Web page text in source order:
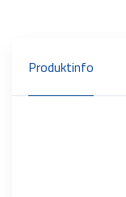
Produktinfo